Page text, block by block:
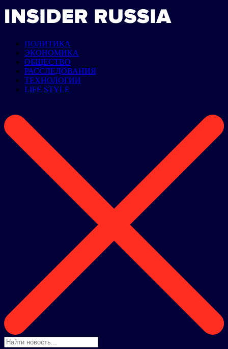
ПОЛИТИКА
ЭКОНОМИКА
ОБЩЕСТВО
РАССЛЕДОВАНИЯ
ТЕХНОЛОГИИ
LIFE STYLE